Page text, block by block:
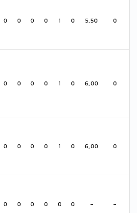
0 0 0 0 1 0 5,50 0
0 0 0 0 1 0 6,00 0
0 0 0 0 1 0 6,00 0
0 0 0 0 0 0 - -